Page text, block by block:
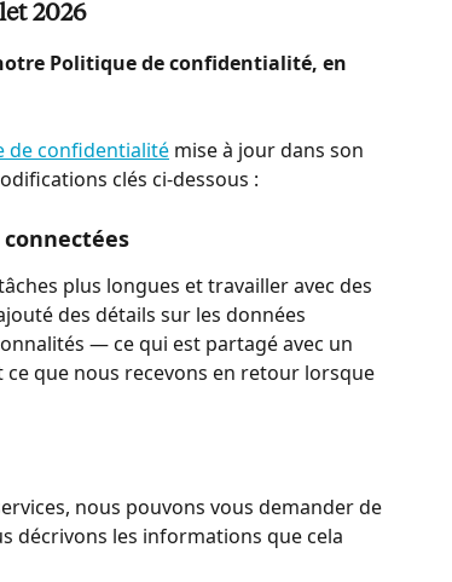
2026
Politique de confidentialité, en
de confidentialité mise à jour dans son
clés ci-dessous :
plus longues et travailler avec des
des détails sur les données
— ce qui est partagé avec un
que nous recevons en retour lorsque
nous pouvons vous demander de
décrivons les informations que cela